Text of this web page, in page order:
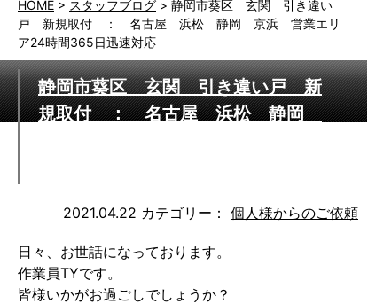
HOME > スタッフブログ > 静岡市葵区 玄関 引き違い
戸 新規取付 ： 名古屋 浜松 静岡 京浜 営業エリ
ア24時間365日迅速対応
静岡市葵区 玄関 引き違い戸 新
規取付 ： 名古屋 浜松 静岡
2021.04.22 カテゴリー： 個人様からのご依頼
日々、お世話になっております。
作業員TYです。
皆様いかがお過ごしでしょうか？